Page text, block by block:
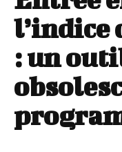
l’indice
: un